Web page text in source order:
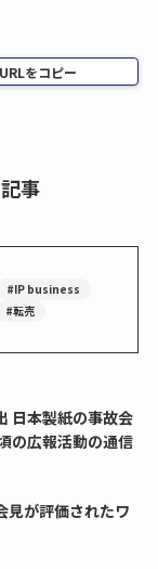
URLをコピー
事
#IP business
#転売
日本製紙の事故会
の広報活動の通信
見が評価されたワ